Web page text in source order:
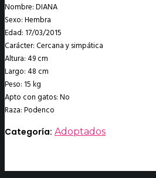
Nombre: DIANA
Sexo: Hembra
Edad: 17/03/2015
Carácter: Cercana y simpática
Altura: 49 cm
Largo: 48 cm
Peso: 15 kg
Apto con gatos: No
Raza: Podenco
Categoría: Adoptados